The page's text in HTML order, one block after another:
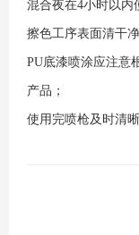
混合夜在4小时以内
擦色工序表面清干
PU底漆喷涂应注意
产品；
使用完喷枪及时清晰